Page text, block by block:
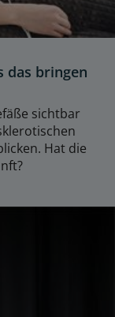
das bringen
sichtbar
Hat die